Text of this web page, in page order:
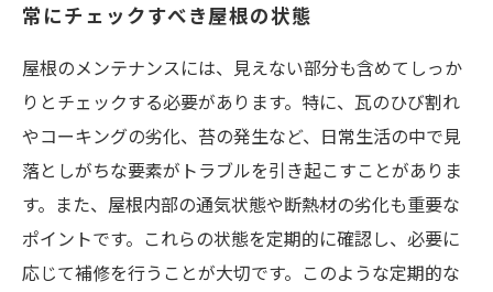
常にチェックすべき屋根の状態
屋根のメンテナンスには、見えない部分も含めてしっか
りとチェックする必要があります。特に、瓦のひび割れ
やコーキングの劣化、苔の発生など、日常生活の中で見
落としがちな要素がトラブルを引き起こすことがありま
す。また、屋根内部の通気状態や断熱材の劣化も重要な
ポイントです。これらの状態を定期的に確認し、必要に
応じて補修を行うことが大切です。このような定期的な